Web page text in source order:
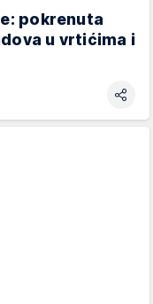
pokrenuta
u vrtićima i